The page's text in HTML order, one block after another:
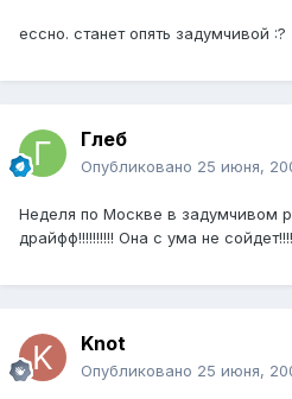
ессно. станет опять задумчивой :?
Глеб
Опубликовано 25 июня,
Неделя по Москве в задумчивом
драйфф!!!!!!!!!! Она с ума не
Knot
Опубликовано 25 июня,